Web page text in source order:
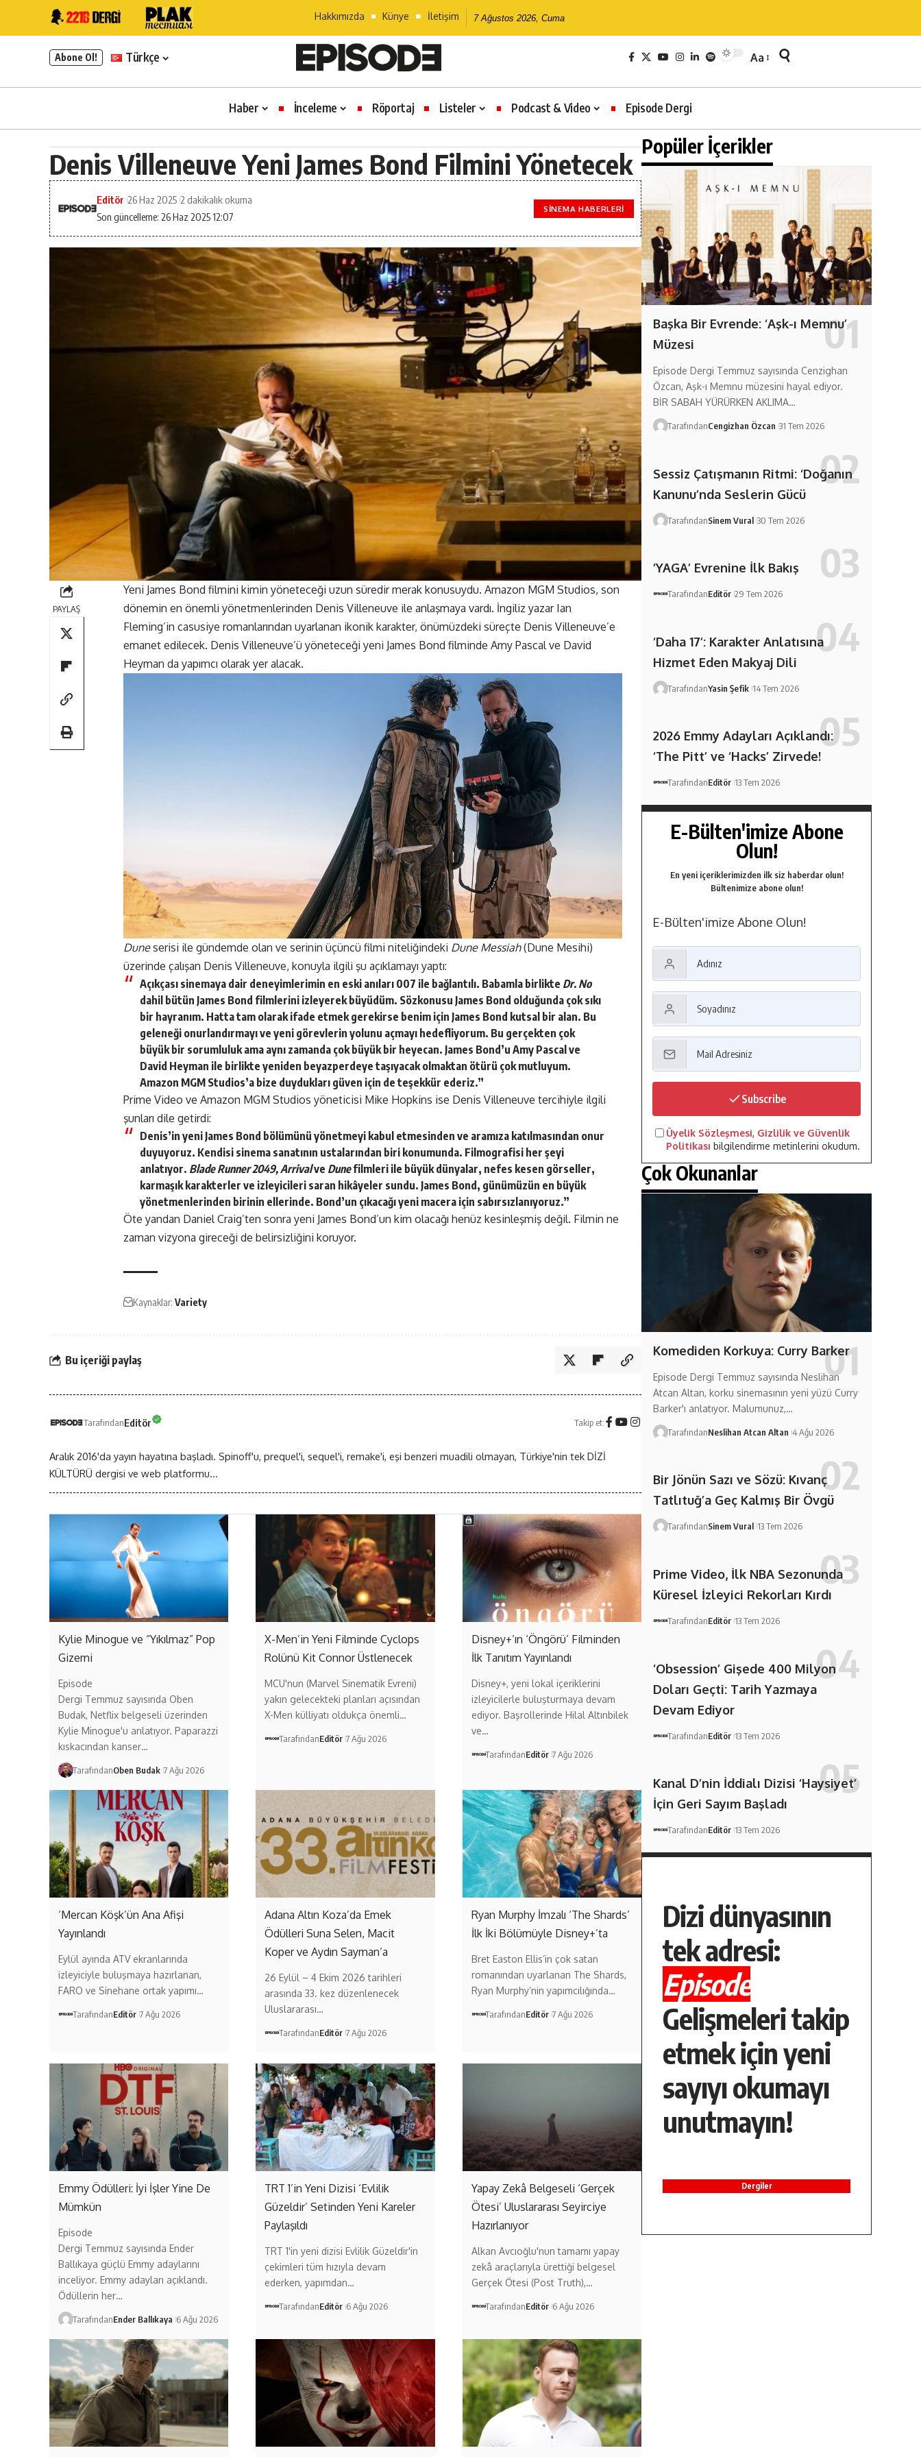
Hakkımızda Künye İletişim 7 Ağustos 2026, Cuma
Abone Ol! Türkçe Aa
Haber İnceleme Röportaj Listeler Podcast & Video Episode Dergi
Denis Villeneuve Yeni James Bond Filmini Yönetecek
Son güncelleme: 26 Haz 2025 12:07
Editör 26 Haz 2025 2 dakikalık okuma
SINEMA HABERLERI
PAYLAŞ
Yeni James Bond filmini kimin yöneteceği uzun süredir merak konusuydu. Amazon MGM Studios, son
dönemin en önemli yönetmenlerinden Denis Villeneuve ile anlaşmaya vardı. İngiliz yazar Ian
Fleming’in casusiye romanlarından uyarlanan ikonik karakter, önümüzdeki süreçte Denis Villeneuve’e
emanet edilecek. Denis Villeneuve’ü yöneteceği yeni James Bond filminde Amy Pascal ve David
Heyman da yapımcı olarak yer alacak.
Duneserisi ile gündemde olan ve serinin üçüncü filmi niteliğindeki Dune Messiah(Dune Mesihi)
üzerinde çalışan Denis Villeneuve, konuyla ilgili şu açıklamayı yaptı:
Açıkçası sinemaya dair deneyimlerimin en eski anıları 007 ile bağlantılı. Babamla birlikte Dr. No
dahil bütün James Bond filmlerini izleyerek büyüdüm. Sözkonusu James Bond olduğunda çok sıkı
bir hayranım. Hatta tam olarak ifade etmek gerekirse benim için James Bond kutsal bir alan. Bu
geleneği onurlandırmayı ve yeni görevlerin yolunu açmayı hedefliyorum. Bu gerçekten çok
büyük bir sorumluluk ama aynı zamanda çok büyük bir heyecan. James Bond’u Amy Pascal ve
David Heyman ile birlikte yeniden beyazperdeye taşıyacak olmaktan ötürü çok mutluyum.
Amazon MGM Studios’a bize duydukları güven için de teşekkür ederiz.”
Prime Video ve Amazon MGM Studios yöneticisi Mike Hopkins ise Denis Villeneuve tercihiyle ilgili
şunları dile getirdi:
Denis’in yeni James Bond bölümünü yönetmeyi kabul etmesinden ve aramıza katılmasından onur
duyuyoruz. Kendisi sinema sanatının ustalarından biri konumunda. Filmografisi her şeyi
anlatıyor. Blade Runner 2049, Arrivalve Dunefilmleri ile büyük dünyalar, nefes kesen görseller,
karmaşık karakterler ve izleyicileri saran hikâyeler sundu. James Bond, günümüzün en büyük
yönetmenlerinden birinin ellerinde. Bond’un çıkacağı yeni macera için sabırsızlanıyoruz.”
Öte yandan Daniel Craig’ten sonra yeni James Bond’un kim olacağı henüz kesinleşmiş değil. Filmin ne
zaman vizyona gireceği de belirsizliğini koruyor.
Kaynaklar: Variety
Bu içeriği paylaş
TarafındanEditör Takip et:
Aralık 2016'da yayın hayatına başladı. Spinoff'u, prequel'i, sequel'i, remake'i, eşi benzeri muadili olmayan, Türkiye'nin tek DİZİ
KÜLTÜRÜ dergisi ve web platformu...
Kylie Minogue ve “Yıkılmaz” Pop
Gizemi
Episode
Dergi Temmuz sayısında Oben
Budak, Netflix belgeseli üzerinden
Kylie Minogue'u anlatıyor. Paparazzi
kıskacından kanser…
TarafındanOben Budak 7 Ağu 2026
X-Men’in Yeni Filminde Cyclops
Rolünü Kit Connor Üstlenecek
MCU'nun (Marvel Sinematik Evreni)
yakın gelecekteki planları açısından
X-Men külliyatı oldukça önemli…
TarafındanEditör 7 Ağu 2026
Disney+’ın ‘Öngörü’ Filminden
İlk Tanıtım Yayınlandı
Disney+, yeni lokal içeriklerini
izleyicilerle buluşturmaya devam
ediyor. Başrollerinde Hilal Altınbilek
ve…
TarafındanEditör 7 Ağu 2026
‘Mercan Köşk’ün Ana Afişi
Yayınlandı
Eylül ayında ATV ekranlarında
izleyiciyle buluşmaya hazırlanan,
FARO ve Sinehane ortak yapımı…
TarafındanEditör 7 Ağu 2026
Adana Altın Koza’da Emek
Ödülleri Suna Selen, Macit
Koper ve Aydın Sayman’a
26 Eylül – 4 Ekim 2026 tarihleri
arasında 33. kez düzenlenecek
Uluslararası…
TarafındanEditör 7 Ağu 2026
Ryan Murphy İmzalı ‘The Shards’
İlk İki Bölümüyle Disney+’ta
Bret Easton Ellis’in çok satan
romanından uyarlanan The Shards,
Ryan Murphy’nin yapımcılığında…
TarafındanEditör 7 Ağu 2026
Emmy Ödülleri: İyi İşler Yine De
Mümkün
Episode
Dergi Temmuz sayısında Ender
Ballıkaya güçlü Emmy adaylarını
inceliyor. Emmy adayları açıklandı.
Ödüllerin her…
TarafındanEnder Ballıkaya 6 Ağu 2026
TRT 1’in Yeni Dizisi ‘Evlilik
Güzeldir’ Setinden Yeni Kareler
Paylaşıldı
TRT 1'in yeni dizisi Evlilik Güzeldir'in
çekimleri tüm hızıyla devam
ederken, yapımdan…
TarafındanEditör 6 Ağu 2026
Yapay Zekâ Belgeseli ‘Gerçek
Ötesi’ Uluslararası Seyirciye
Hazırlanıyor
Alkan Avcıoğlu'nun tamamı yapay
zekâ araçlarıyla ürettiği belgesel
Gerçek Ötesi (Post Truth),…
TarafındanEditör 6 Ağu 2026
Popüler İçerikler
Başka Bir Evrende: ‘Aşk-ı Memnu’
Müzesi
Episode Dergi Temmuz sayısında Cenzighan
Özcan, Aşk-ı Memnu müzesini hayal ediyor.
BİR SABAH YÜRÜRKEN AKLIMA…
TarafındanCengizhan Özcan 31 Tem 2026
Sessiz Çatışmanın Ritmi: ‘Doğanın
Kanunu’nda Seslerin Gücü
TarafındanSinem Vural 30 Tem 2026
‘YAGA’ Evrenine İlk Bakış
TarafındanEditör 29 Tem 2026
‘Daha 17’: Karakter Anlatısına
Hizmet Eden Makyaj Dili
TarafındanYasin Şefik 14 Tem 2026
2026 Emmy Adayları Açıklandı:
‘The Pitt’ ve ‘Hacks’ Zirvede!
TarafındanEditör 13 Tem 2026
E-Bülten'imize Abone
Olun!
En yeni içeriklerimizden ilk siz haberdar olun!
Bültenimize abone olun!
E-Bülten'imize Abone Olun!
Subscribe
Üyelik Sözleşmesi, Gizlilik ve Güvenlik
Politikası bilgilendirme metinlerini okudum.
Çok Okunanlar
Komediden Korkuya: Curry Barker
Episode Dergi Temmuz sayısında Neslihan
Atcan Altan, korku sinemasının yeni yüzü Curry
Barker'ı anlatıyor. Malumunuz,…
TarafındanNeslihan Atcan Altan 4 Ağu 2026
Bir Jönün Sazı ve Sözü: Kıvanç
Tatlıtuğ’a Geç Kalmış Bir Övgü
TarafındanSinem Vural 13 Tem 2026
Prime Video, İlk NBA Sezonunda
Küresel İzleyici Rekorları Kırdı
TarafındanEditör 13 Tem 2026
‘Obsession’ Gişede 400 Milyon
Doları Geçti: Tarih Yazmaya
Devam Ediyor
TarafındanEditör 13 Tem 2026
Kanal D’nin İddialı Dizisi ‘Haysiyet’
İçin Geri Sayım Başladı
TarafındanEditör 13 Tem 2026
Dizi dünyasının
tek adresi:
Episode
Gelişmeleri takip
etmek için yeni
sayıyı okumayı
unutmayın!
Dergiler